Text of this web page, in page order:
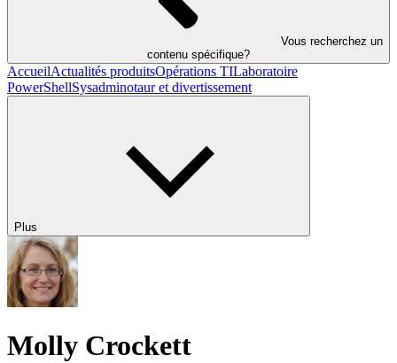
Vous recherchez un
contenu spécifique?
AccueilActualités produitsOpérations TILaboratoire
PowerShellSysadminotaur et divertissement
Plus
Molly Crockett